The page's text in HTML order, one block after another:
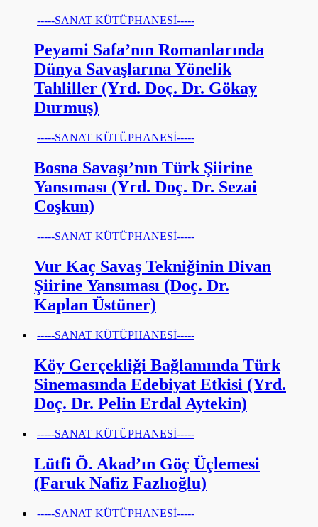
-----SANAT KÜTÜPHANESİ-----
Peyami Safa’nın Romanlarında
Dünya Savaşlarına Yönelik
Tahliller (Yrd. Doç. Dr. Gökay
Durmuş)
-----SANAT KÜTÜPHANESİ-----
Bosna Savaşı’nın Türk Şiirine
Yansıması (Yrd. Doç. Dr. Sezai
Coşkun)
-----SANAT KÜTÜPHANESİ-----
Vur Kaç Savaş Tekniğinin Divan
Şiirine Yansıması (Doç. Dr.
Kaplan Üstüner)
-----SANAT KÜTÜPHANESİ-----
Köy Gerçekliği Bağlamında Türk
Sinemasında Edebiyat Etkisi (Yrd.
Doç. Dr. Pelin Erdal Aytekin)
-----SANAT KÜTÜPHANESİ-----
Lütfi Ö. Akad’ın Göç Üçlemesi
(Faruk Nafiz Fazlıoğlu)
-----SANAT KÜTÜPHANESİ-----